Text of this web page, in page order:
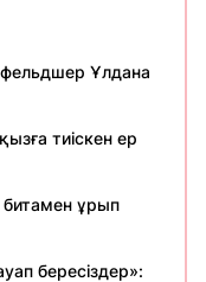
Ұлдана
тиіскен ер
битамен ұрып
бересіздер»: